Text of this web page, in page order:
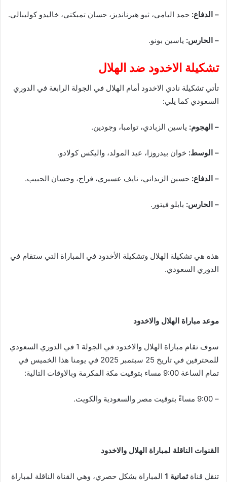
– الدفاع: حمد اليامي، ثيو هيرنانديز، حسان تمبكتي، خاليدو كوليبالي.
– الحارس: ياسين بونو.
تشكيلة الاخدود ضد الهلال
تأتي تشكيلة نادي الاخدود أمام الهلال في الجولة الرابعة في الدوري
السعودي كما يلي:
– الهجوم: ياسين الزبادي، توامبا، وجودين.
– الوسط: خوان بيدروزا، عيد المولد، واليكس كولادو.
– الدفاع: حسين الزبداني، نايف عسيري، فراج، وحسان الحبيب.
– الحارس: بابلو فيتور.
هذه هي تشكيلة الهلال وتشكيلة الأخدود في المباراة التي ستقام في
الدوري السعودي.
موعد مباراة الهلال والاخدود
سوف تقام مباراة الهلال والاخدود في الجولة 1 في الدوري السعودي
للمحترفين في تاريخ 25 سبتمبر 2025 في يومنا هذا الخميس في
تمام الساعة 9:00 مساء بتوقيت مكة المكرمة وبالاوقات التالية:
– 9:00 مساءً بتوقيت مصر والسعودية والكويت.
القنوات الناقلة لمباراة الهلال والاخدود
تنقل قناةثمانية 1
المباراة بشكل حصري، وهي القناة الناقلة لمباراة